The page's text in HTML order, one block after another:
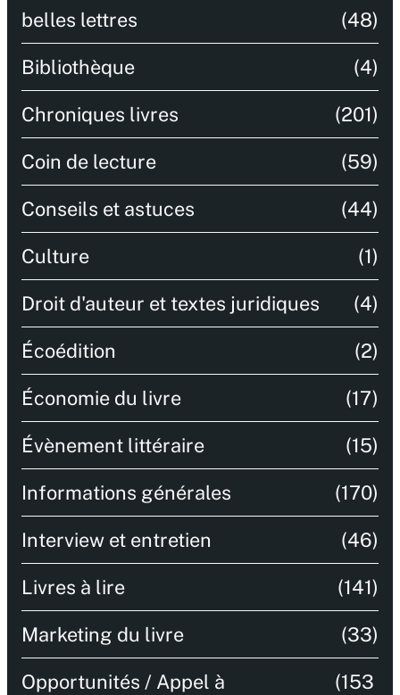
belles lettres (48)
Bibliothèque (4)
Chroniques livres (201)
Coin de lecture (59)
Conseils et astuces (44)
Culture (1)
Droit d'auteur et textes juridiques (4)
Écoédition (2)
Économie du livre (17)
Évènement littéraire (15)
Informations générales (170)
Interview et entretien (46)
Livres à lire (141)
Marketing du livre (33)
Opportunités / Appel à
(153